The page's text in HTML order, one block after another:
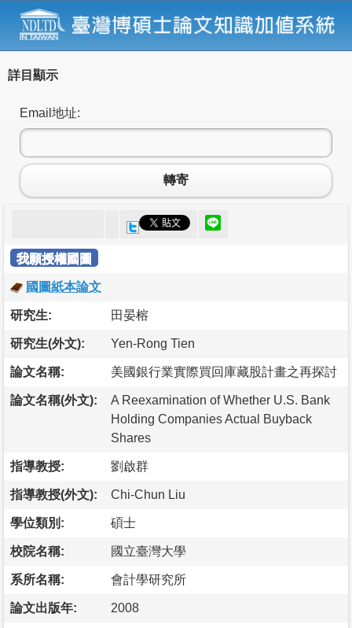
詳目顯示
Email地址:
轉寄
我願授權國圖
國圖紙本論文
研究生: 田晏榕
研究生(外文): Yen-Rong Tien
論文名稱: 美國銀行業實際買回庫藏股計畫之再探討
論文名稱(外文):
A Reexamination of Whether U.S. Bank
Holding Companies Actual Buyback
Shares
指導教授: 劉啟群
指導教授(外文): Chi-Chun Liu
學位類別: 碩士
校院名稱: 國立臺灣大學
系所名稱: 會計學研究所
論文出版年: 2008